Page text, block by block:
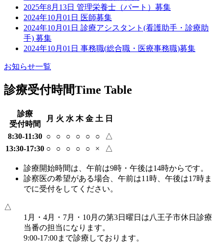
2025年8月13日 管理栄養士（パート）募集
2024年10月01日 医師募集
2024年10月01日 診療アシスタント(看護助手・診療助
手) 募集
2024年10月01日 事務職(総合職・医療事務職)募集
お知らせ一覧
診療受付時間Time Table
診療
受付時間
月 火 水 木 金 土 日
8:30-11:30 ○ ○ ○ ○ ○ ○
△
13:30-17:30 ○ ○ ○ ○ ○ × △
診療開始時間は、午前は9時・午後は14時からです。
診察医の希望がある場合、午前は11時、午後は17時ま
でに受付をしてください。
△
1月・4月・7月・10月の第3日曜日は八王子市休日診療
当番の担当になります。
9:00-17:00まで診療しております。